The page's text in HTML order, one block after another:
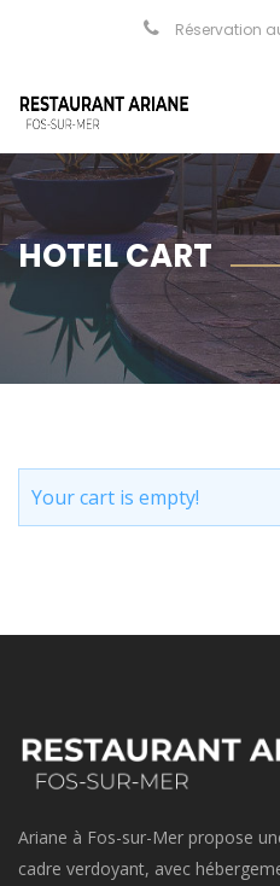
Réservation
HOTEL CART
Your cart is empty!
Ariane à Fos-sur-Mer propose
cadre verdoyant, avec